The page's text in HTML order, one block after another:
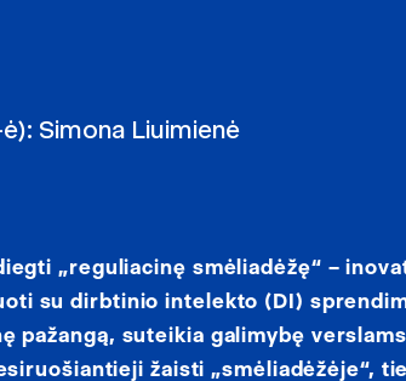
Simona Liuimienė
„reguliacinę smėliadėžę“ –
su dirbtinio intelekto (DI)
pažangą, suteikia galimybę
žaisti „smėliadėžėje“,